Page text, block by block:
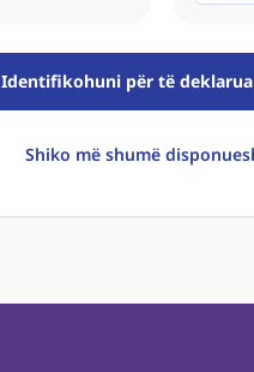
Identifikohuni për të
Shiko më shumë